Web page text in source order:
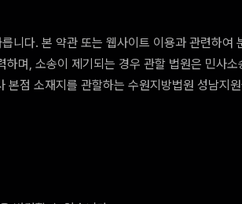
니다. 본 약관 또는 웹사이트 이용과 관련하여
며, 소송이 제기되는 경우 관할 법원은 민사소
점 소재지를 관할하는 수원지방법원 성남지